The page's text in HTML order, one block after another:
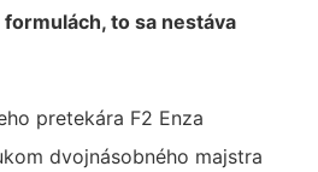
to sa nestáva
pretekára F2 Enza
dvojnásobného majstra